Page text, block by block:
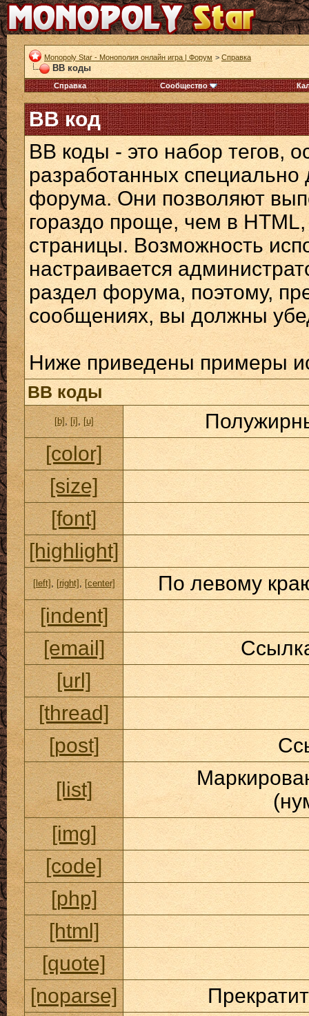
Monopoly Star - Монополия онлайн игра | Форум > Справка
BB коды
Справка Сообщество
BB код
BB коды - это набор тегов,
разработанных
форума. Они позволяют
гораздо проще, чем в
страницы. Возможность
настраивается
раздел форума, поэтому,
сообщениях, вы должны
Ниже приведены примеры
BB коды
[b] ,[i],[u]
[color]
[size]
[font]
[highlight]
[left], [right] ,[center]
По левому
[indent]
[email]
[url]
[thread]
[post]
[list]
[img]
[code]
[php]
[html]
[quote]
[noparse]